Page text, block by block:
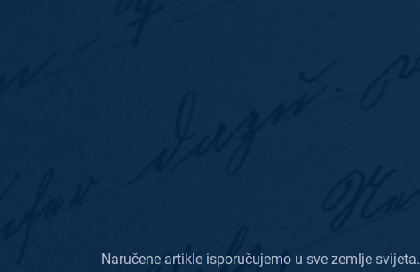
Naručene artikle isporučujemo u sve zemlje svijeta.